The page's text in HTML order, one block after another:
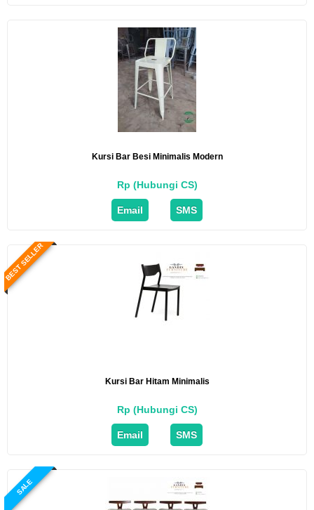
Kursi Bar Besi Minimalis Modern
Rp (Hubungi CS)
Email SMS
BEST SELLER
Kursi Bar Hitam Minimalis
Rp (Hubungi CS)
Email SMS
SALE